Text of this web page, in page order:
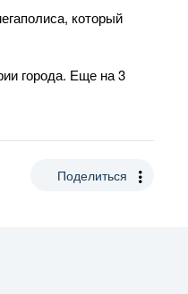
который
города. Еще на 3
Поделиться